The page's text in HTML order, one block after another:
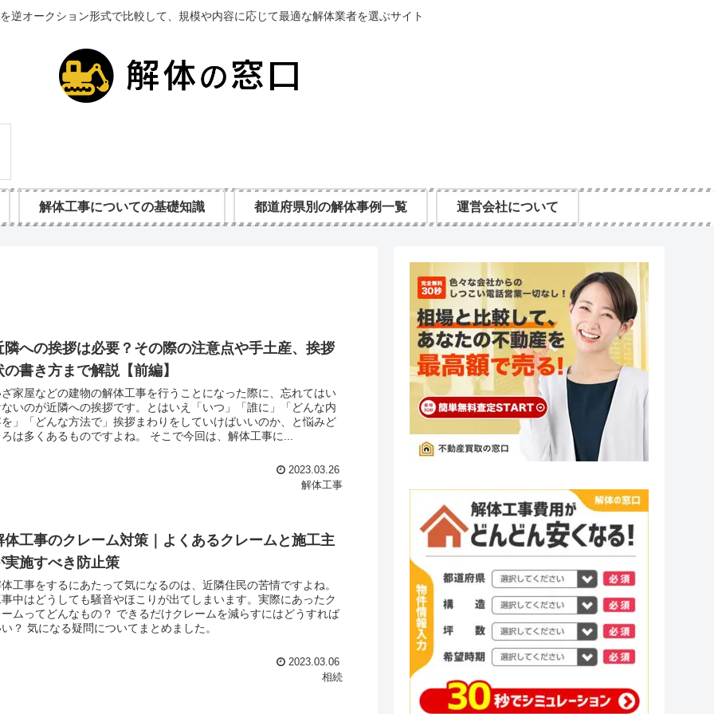
逆オークション形式で比較して、規模や内容に応じて最適な解体業者を選ぶサイト
解体工事についての基礎知識 都道府県別の解体事例一覧 運営会社について
隣への挨拶は必要？その際の注意点や手土産、挨拶
の書き方まで解説【前編】
家屋などの建物の解体工事を行うことになった際に、忘れてはい
いのが近隣への挨拶です。とはいえ「いつ」「誰に」「どんな内
」「どんな方法で」挨拶まわりをしていけばいいのか、と悩みど
は多くあるものですよね。 そこで今回は、解体工事に...
2023.03.26
解体工事
体工事のクレーム対策｜よくあるクレームと施工主
実施すべき防止策
工事をするにあたって気になるのは、近隣住民の苦情ですよね。
中はどうしても騒音やほこりが出てしまいます。実際にあったク
ムってどんなもの？ できるだけクレームを減らすにはどうすれば
？ 気になる疑問についてまとめました。
2023.03.06
相続